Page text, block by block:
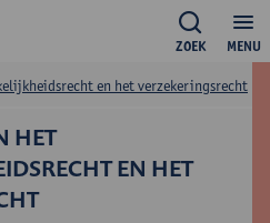
MENU
ZOEK
HET
EN HET
en het verzekeringsrecht